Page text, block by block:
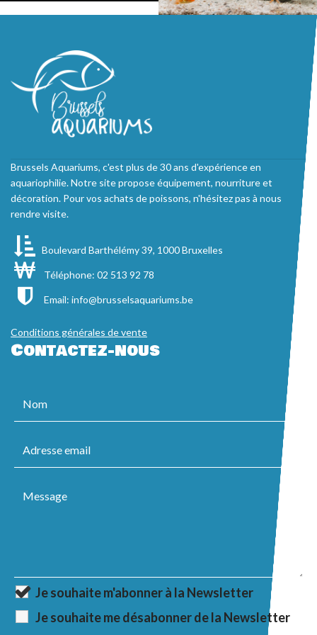
Brussels Aquariums, c'est plus de 30 ans d'expérience en
aquariophilie. Notre site propose équipement, nourriture et
décoration. Pour vos achats de poissons, n'hésitez pas à nous
rendre visite.
Boulevard Barthélémy 39, 1000 Bruxelles
Téléphone: 02 513 92 78
Email: info@brusselsaquariums.be
Conditions générales de vente
Contactez-nous
Je souhaite m'abonner à la Newsletter
Je souhaite me désabonner de la Newsletter